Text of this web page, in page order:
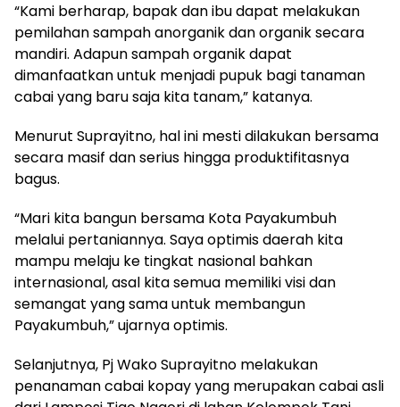
“Kami berharap, bapak dan ibu dapat melakukan
pemilahan sampah anorganik dan organik secara
mandiri. Adapun sampah organik dapat
dimanfaatkan untuk menjadi pupuk bagi tanaman
cabai yang baru saja kita tanam,” katanya.
Menurut Suprayitno, hal ini mesti dilakukan bersama
secara masif dan serius hingga produktifitasnya
bagus.
“Mari kita bangun bersama Kota Payakumbuh
melalui pertaniannya. Saya optimis daerah kita
mampu melaju ke tingkat nasional bahkan
internasional, asal kita semua memiliki visi dan
semangat yang sama untuk membangun
Payakumbuh,” ujarnya optimis.
Selanjutnya, Pj Wako Suprayitno melakukan
penanaman cabai kopay yang merupakan cabai asli